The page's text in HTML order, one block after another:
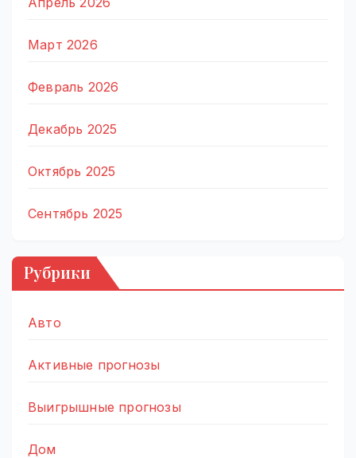
Март 2026
Февраль 2026
Декабрь 2025
Октябрь 2025
Сентябрь 2025
Рубрики
Авто
Активные прогнозы
Выигрышные прогнозы
Дом